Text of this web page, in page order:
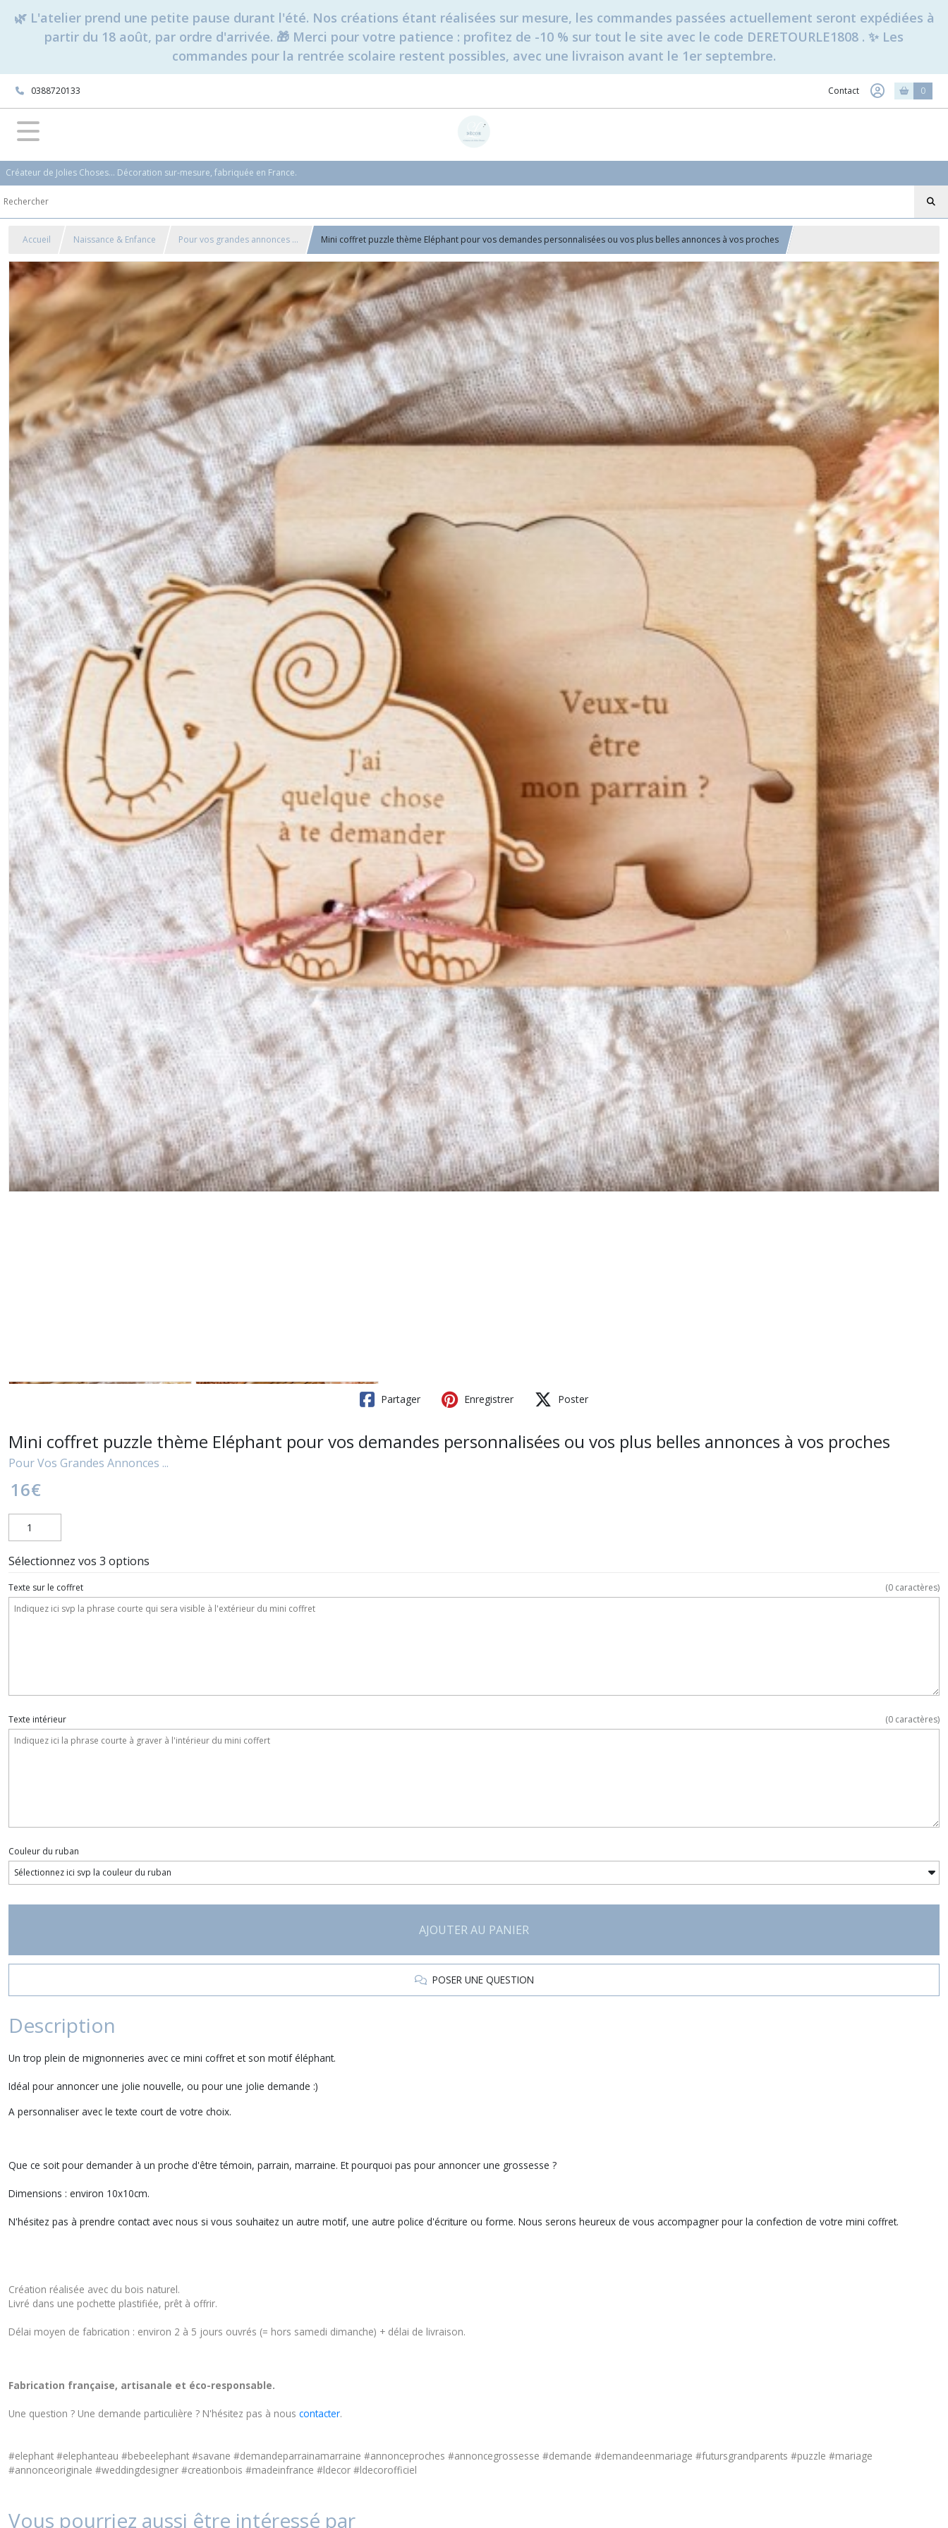
🌿 L'atelier prend une petite pause durant l'été. Nos créations étant réalisées sur mesure, les commandes passées actuellement seront expédiées à
partir du 18 août, par ordre d'arrivée. 🎁 Merci pour votre patience : profitez de -10 % sur tout le site avec le code DERETOURLE1808 . ✨ Les
commandes pour la rentrée scolaire restent possibles, avec une livraison avant le 1er septembre.
0388720133 Contact 0
Créateur de Jolies Choses... Décoration sur-mesure, fabriquée en France.
Accueil Naissance & Enfance Pour vos grandes annonces ... Mini coffret puzzle thème Eléphant pour vos demandes personnalisées ou vos plus belles annonces à vos proches
Partager Enregistrer Poster
Mini coffret puzzle thème Eléphant pour vos demandes personnalisées ou vos plus belles annonces à vos proches
Pour Vos Grandes Annonces ...
16€
Sélectionnez vos 3 options
Texte sur le coffret (0 caractères)
Texte intérieur (0 caractères)
Couleur du ruban
AJOUTER AU PANIER
POSER UNE QUESTION
Description
Un trop plein de mignonneries avec ce mini coffret et son motif éléphant.
Idéal pour annoncer une jolie nouvelle, ou pour une jolie demande :)
A personnaliser avec le texte court de votre choix.
Que ce soit pour demander à un proche d'être témoin, parrain, marraine. Et pourquoi pas pour annoncer une grossesse ?
Dimensions : environ 10x10cm.
N'hésitez pas à prendre contact avec nous si vous souhaitez un autre motif, une autre police d'écriture ou forme. Nous serons heureux de vous accompagner pour la confection de votre mini coffret.
Création réalisée avec du bois naturel.
Livré dans une pochette plastifiée, prêt à offrir.
Délai moyen de fabrication : environ 2 à 5 jours ouvrés (= hors samedi dimanche) + délai de livraison.
Fabrication française, artisanale et éco-responsable.
Une question ? Une demande particulière ? N'hésitez pas à nous contacter.
#elephant #elephanteau #bebeelephant #savane #demandeparrainamarraine #annonceproches #annoncegrossesse #demande #demandeenmariage #futursgrandparents #puzzle #mariage
#annonceoriginale #weddingdesigner #creationbois #madeinfrance #ldecor #ldecorofficiel
Vous pourriez aussi être intéressé par